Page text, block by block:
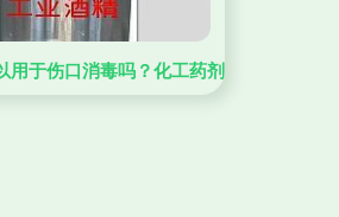
系
用于伤口消毒吗？化工药剂的安全使用须